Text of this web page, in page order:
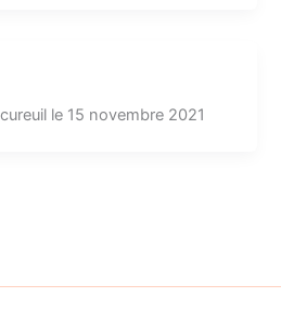
le 15 novembre 2021